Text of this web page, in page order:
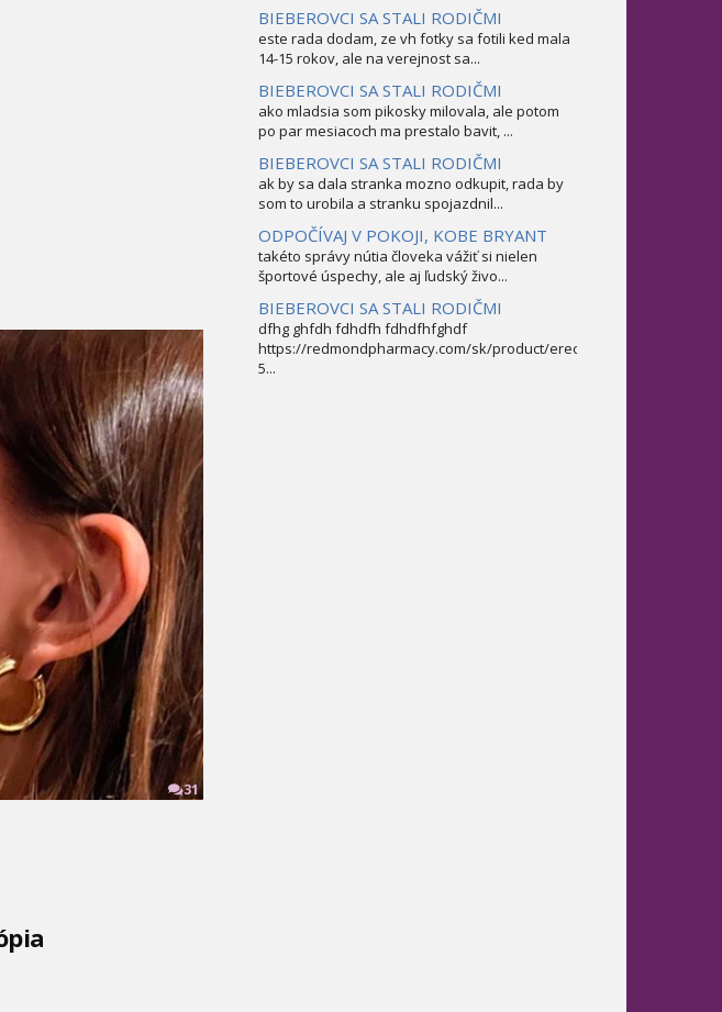
31
BIEBEROVCI SA STALI RODIČMI
este rada dodam, ze vh fotky sa fotili ked mala
14-15 rokov, ale na verejnost sa...
BIEBEROVCI SA STALI RODIČMI
ako mladsia som pikosky milovala, ale potom
po par mesiacoch ma prestalo bavit, ...
BIEBEROVCI SA STALI RODIČMI
ak by sa dala stranka mozno odkupit, rada by
som to urobila a stranku spojazdnil...
ODPOČÍVAJ V POKOJI, KOBE BRYANT
takéto správy nútia človeka vážiť si nielen
športové úspechy, ale aj ľudský živo...
BIEBEROVCI SA STALI RODIČMI
dfhg ghfdh fdhdfh fdhdfhfghdf
https://redmondpharmacy.com/sk/product/erectofil-
5...